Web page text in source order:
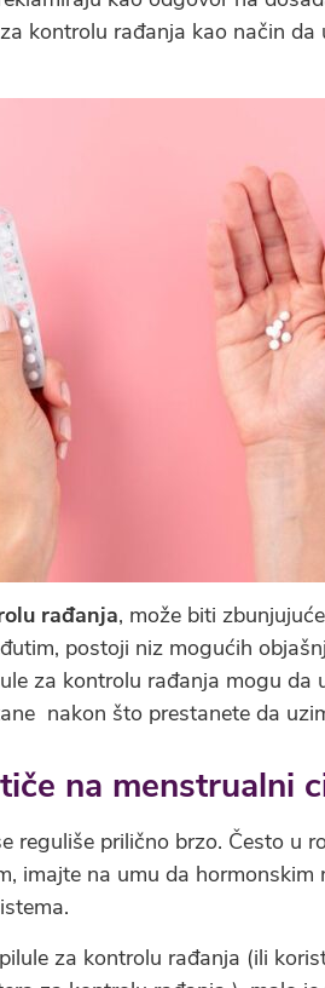
kontrolu rađanja kao način
rađanja, može biti
postoji niz mogućih
za kontrolu rađanja mogu da
nakon što prestanete da
na menstrualni
reguliše prilično brzo. Često u
imajte na umu da hormonskim
za kontrolu rađanja (ili